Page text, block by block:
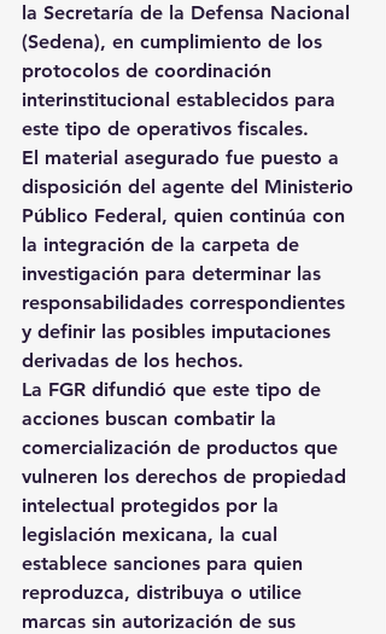
la Secretaría de la Defensa Nacional
(Sedena), en cumplimiento de los
protocolos de coordinación
interinstitucional establecidos para
este tipo de operativos fiscales.
El material asegurado fue puesto a
disposición del agente del Ministerio
Público Federal, quien continúa con
la integración de la carpeta de
investigación para determinar las
responsabilidades correspondientes
y definir las posibles imputaciones
derivadas de los hechos.
La FGR difundió que este tipo de
acciones buscan combatir la
comercialización de productos que
vulneren los derechos de propiedad
intelectual protegidos por la
legislación mexicana, la cual
establece sanciones para quien
reproduzca, distribuya o utilice
marcas sin autorización de sus